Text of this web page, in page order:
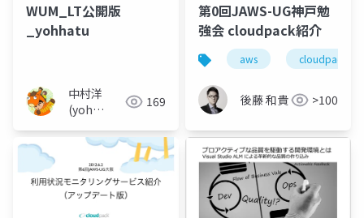
WUM_LT公開版
_yohhatu
中村洋
(yoh
169
第0回JAWS-UG神戸勉
強会 cloudpack紹介
aws cloudpack
後藤 和貴 >100